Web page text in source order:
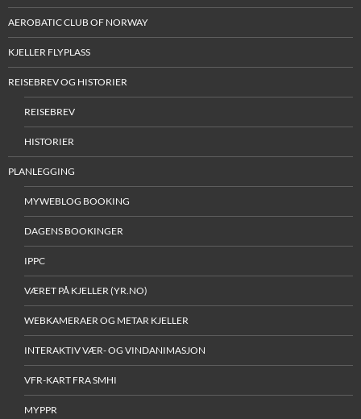
AEROBATIC CLUB OF NORWAY
KJELLER FLYPLASS
REISEBREV OG HISTORIER
REISEBREV
HISTORIER
PLANLEGGING
MYWEBLOG BOOKING
DAGENS BOOKINGER
IPPC
VÆRET PÅ KJELLER (YR.NO)
WEBKAMERAER OG METAR KJELLER
INTERAKTIV VÆR- OG VINDANIMASJON
VFR-KART FRA SMHI
MYPPR